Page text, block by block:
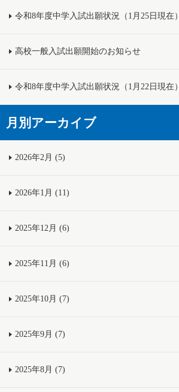
令和8年度中学入試出願状況（1月25日現在）
高校一般入試出願開始のお知らせ
令和8年度中学入試出願状況（1月22日現在）
月別アーカイブ
2026年2月 (5)
2026年1月 (11)
2025年12月 (6)
2025年11月 (6)
2025年10月 (7)
2025年9月 (7)
2025年8月 (7)